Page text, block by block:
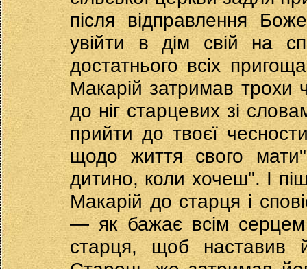
після відправлення
увійти в дім свій на
достатнього всіх
Макарій затримав трохи
до ніг старцевих зі
прийти до твоєї
щодо життя свого
дитино, коли хочеш". І
Макарій до старця і
— як бажає всім
старця, щоб наставив